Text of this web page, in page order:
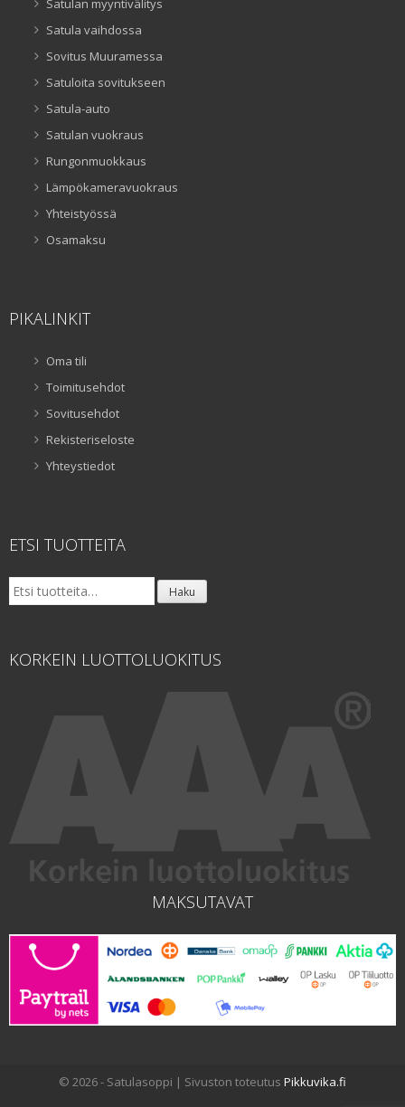
Satula vaihdossa
Sovitus Muuramessa
Satuloita sovitukseen
Satula-auto
Satulan vuokraus
Rungonmuokkaus
Lämpökameravuokraus
Yhteistyössä
Osamaksu
PIKALINKIT
Oma tili
Toimitusehdot
Sovitusehdot
Rekisteriseloste
Yhteystiedot
ETSI TUOTTEITA
Etsi: Haku
KORKEIN LUOTTOLUOKITUS
MAKSUTAVAT
© 2026 - Satulasoppi | Sivuston toteutus Pikkuvika.fi